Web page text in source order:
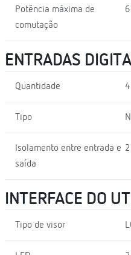
Potência máxima de
comutação
ENTRADAS
Quantidade 4
Tipo
Isolamento entre entrada e
saída
INTERFACE DO
Tipo de visor